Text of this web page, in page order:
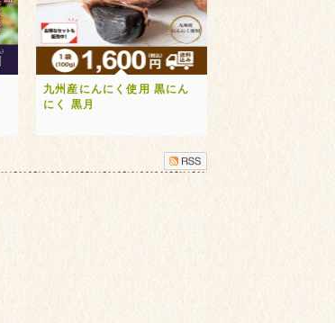
九州産にんにく使用 黒にん
にく 黒月